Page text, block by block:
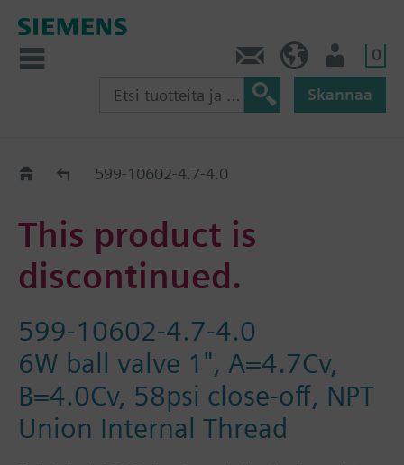
0
Skannaa
Old2New599-10602-4.7-4.0
This product is
discontinued.
599-10602-4.7-4.0
6W ball valve 1", A=4.7Cv,
B=4.0Cv, 58psi close-off, NPT
Union Internal Thread